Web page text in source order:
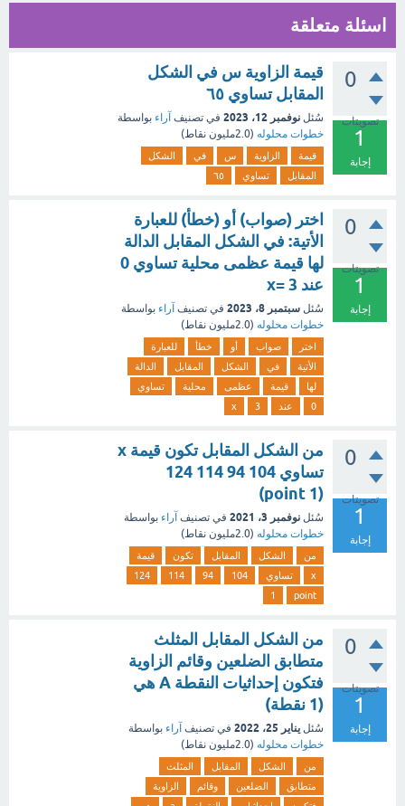
اسئلة متعلقة
0
تصويتات
1
إجابة
قيمة الزاوية س في الشكل
المقابل تساوي ٦٥
سُئل نوفمبر 12، 2023 في تصنيف آراء بواسطة
خطوات محلوله (2.0مليون نقاط)
قيمة الزاوية س في
الشكل
المقابل
تساوي ٦٥
0
تصويتات
1
إجابة
اختر (صواب) أو (خطأ) للعبارة
الأتية: في الشكل المقابل الدالة
لها قيمة عظمى محلية تساوي 0
عند 3 =x
سُئل سبتمبر 8، 2023 في تصنيف آراء بواسطة
خطوات محلوله (2.0مليون نقاط)
اختر صواب أو خطأ
للعبارة
الأتية
في الشكل المقابل
الدالة
لها
قيمة عظمى محلية
تساوي
0
عند 3
x
0
تصويتات
1
إجابة
من الشكل المقابل تكون قيمة x
تساوي 104 94 114 124
(point 1)
سُئل نوفمبر 3، 2021 في تصنيف آراء بواسطة
خطوات محلوله (2.0مليون نقاط)
من الشكل المقابل تكون
قيمة
x
تساوي 104
94
114
124
point
1
0
تصويتات
1
إجابة
من الشكل المقابل المثلث
متطابق الضلعين وقائم الزاوية
فتكون إحداثيات النقطة A هي
(1 نقطة)
سُئل يناير 25، 2022 في تصنيف آراء بواسطة
خطوات محلوله (2.0مليون نقاط)
من الشكل المقابل
المثلث
متطابق
الضلعين وقائم
الزاوية